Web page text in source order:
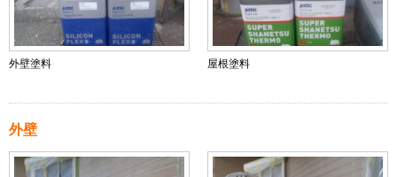
外壁塗料 屋根塗料
外壁